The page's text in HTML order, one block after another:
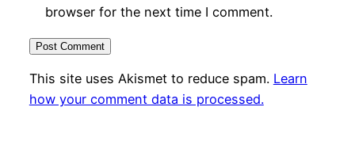
browser for the next time I comment.
This site uses Akismet to reduce spam. Learn
how your comment data is processed.